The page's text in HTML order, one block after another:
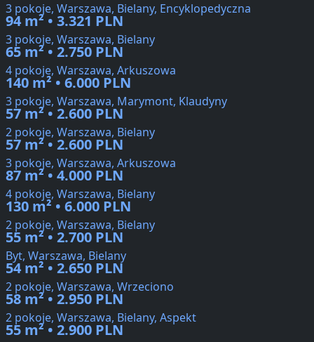
3 pokoje, Warszawa, Bielany, Encyklopedyczna
94 m² • 3.321 PLN
3 pokoje, Warszawa, Bielany
65 m² • 2.750 PLN
4 pokoje, Warszawa, Arkuszowa
140 m² • 6.000 PLN
3 pokoje, Warszawa, Marymont, Klaudyny
57 m² • 2.600 PLN
2 pokoje, Warszawa, Bielany
57 m² • 2.600 PLN
3 pokoje, Warszawa, Arkuszowa
87 m² • 4.000 PLN
4 pokoje, Warszawa, Bielany
130 m² • 6.000 PLN
2 pokoje, Warszawa, Bielany
55 m² • 2.700 PLN
Byt, Warszawa, Bielany
54 m² • 2.650 PLN
2 pokoje, Warszawa, Wrzeciono
58 m² • 2.950 PLN
2 pokoje, Warszawa, Bielany, Aspekt
55 m² • 2.900 PLN